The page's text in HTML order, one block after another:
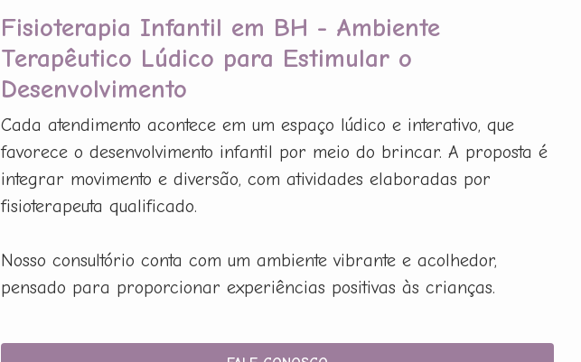
Fisioterapia Infantil em BH - Ambiente
Terapêutico Lúdico para Estimular o
Desenvolvimento
Cada atendimento acontece em um espaço lúdico e interativo, que
favorece o desenvolvimento infantil por meio do brincar. A proposta é
integrar movimento e diversão, com atividades elaboradas por
fisioterapeuta qualificado.
Nosso consultório conta com um ambiente vibrante e acolhedor,
pensado para proporcionar experiências positivas às crianças.